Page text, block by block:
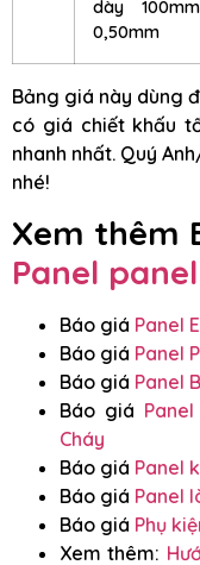
dày
0,50mm
Bảng giá này dùng
có giá chiết khấu
nhanh nhất. Quý
nhé!
Xem thêm
Panel
Báo giá Panel
Báo giá Panel
Báo giá Panel
Báo giá
Cháy
Báo giá Panel
Báo giá Panel
Báo giá Phụ
Xem thêm: